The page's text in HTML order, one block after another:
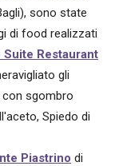
sono state
di food realizzati
Suite Restaurant
gli
sgombro
Spiedo di
Piastrino di